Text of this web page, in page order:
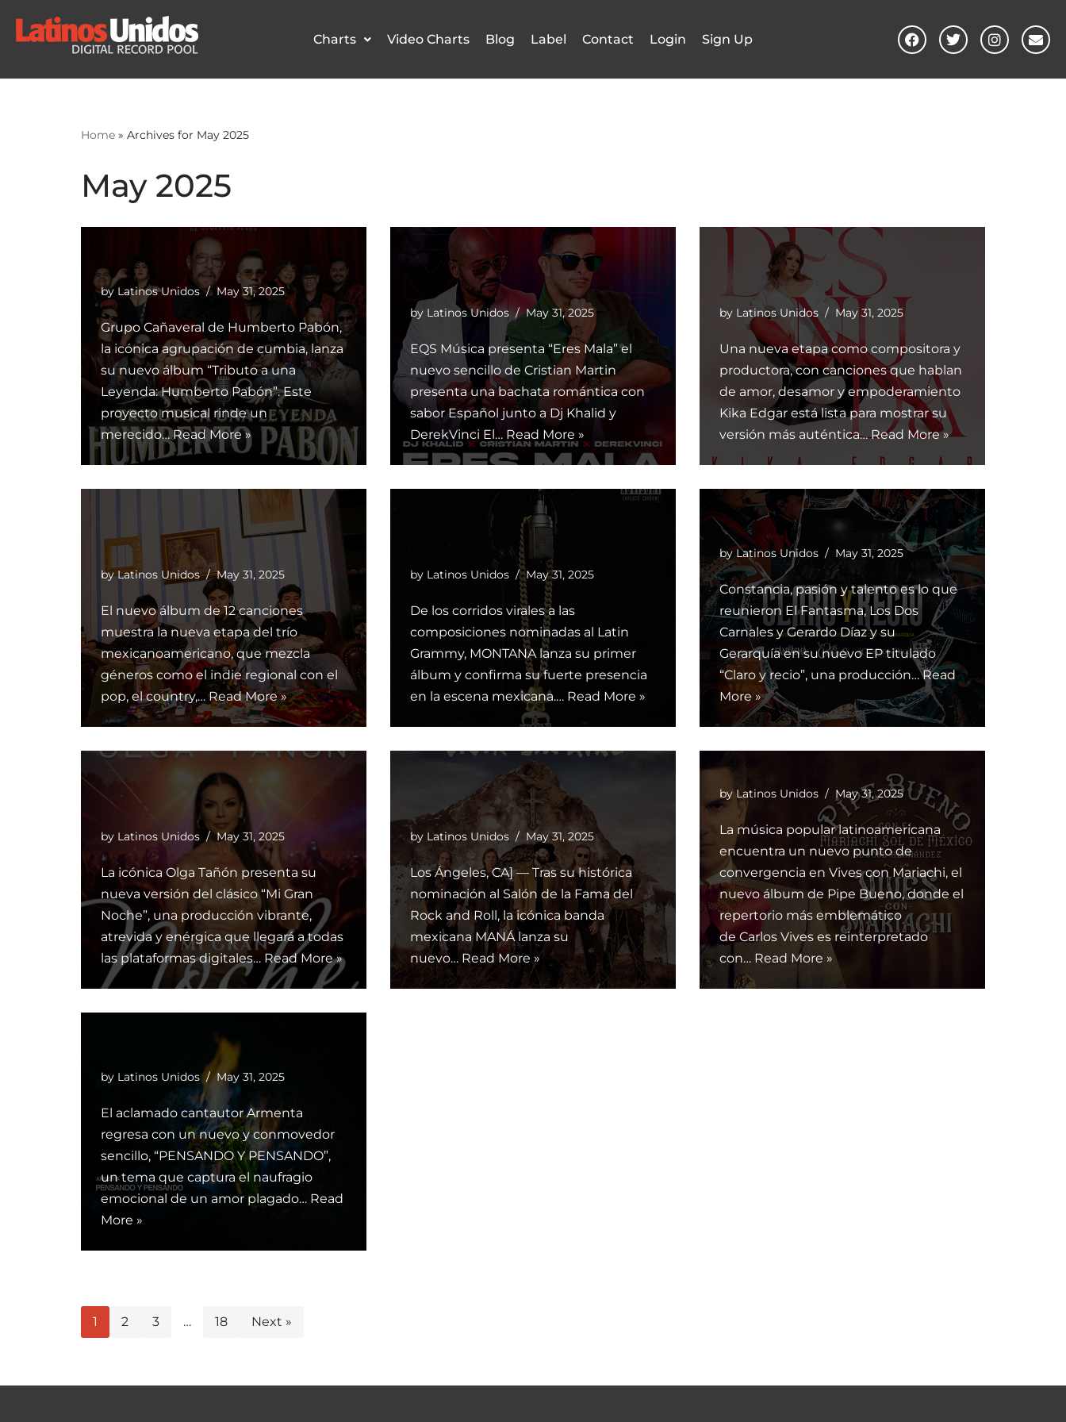
Skip
Charts Video Charts Blog Label Contact Login Sign Up
Home » Archives for May 2025
May 2025
by Latinos Unidos May 31, 2025
Grupo Cañaveral de Humberto Pabón,
la icónica agrupación de cumbia, lanza
su nuevo álbum “Tributo a una
Leyenda: Humberto Pabón”. Este
proyecto musical rinde un
merecido…Read More »
by Latinos Unidos May 31, 2025
EQS Música presenta “Eres Mala” el
nuevo sencillo de Cristian Martin
presenta una bachata romántica con
sabor Español junto a Dj Khalid y
DerekVinci El… Read More »
by Latinos Unidos May 31, 2025
Una nueva etapa como compositora y
productora, con canciones que hablan
de amor, desamor y empoderamiento
Kika Edgar está lista para mostrar su
versión más auténtica…Read More »
byLatinos Unidos May 31, 2025
El nuevo álbum de 12 canciones
muestra la nueva etapa del trío
mexicanoamericano, que mezcla
géneros como el indie regional con el
pop, el country,…Read More »
by Latinos Unidos May 31, 2025
De los corridos virales a las
composiciones nominadas al Latin
Grammy, MONTANA lanza su primer
álbum y confirma su fuerte presencia
en la escena mexicana.… Read More »
byLatinos Unidos May 31, 2025
Constancia, pasión y talento es lo que
reunieron El Fantasma, Los Dos
Carnales y Gerardo Díaz y su
Gerarquía en su nuevo EP titulado
“Claro y recio”, una producción…Read
More »
by Latinos Unidos May 31, 2025
La icónica Olga Tañón presenta su
nueva versión del clásico “Mi Gran
Noche”, una producción vibrante,
atrevida y enérgica que llegará a todas
las plataformas digitales… Read More »
by Latinos Unidos May 31, 2025
Los Ángeles, CA] — Tras su histórica
nominación al Salón de la Fama del
Rock and Roll, la icónica banda
mexicana MANÁ lanza su
nuevo… Read More »
byLatinos Unidos May 31, 2025
La música popular latinoamericana
encuentra un nuevo punto de
convergencia en Vives con Mariachi, el
nuevo álbum de Pipe Bueno, donde el
repertorio más emblemático
de Carlos Vives es reinterpretado
con… Read More »
by Latinos Unidos May 31, 2025
El aclamado cantautor Armenta
regresa con un nuevo y conmovedor
sencillo, “PENSANDO Y PENSANDO”,
un tema que captura el naufragio
emocional de un amor plagado… Read
More »
1 2 3 … 18 Next »